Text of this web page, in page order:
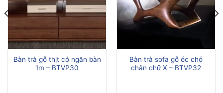
Bàn trà gỗ thịt có ngăn bàn
1m – BTVP30
Bàn trà sofa gỗ óc chó
chân chữ X – BTVP32